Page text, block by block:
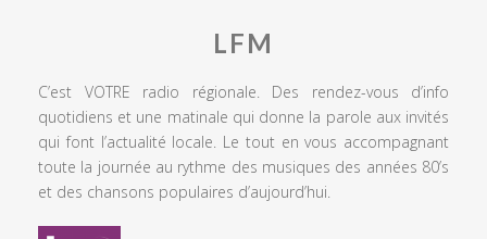
LFM
C’est VOTRE radio régionale. Des rendez-vous d’info
quotidiens et une matinale qui donne la parole aux invités
qui font l’actualité locale. Le tout en vous accompagnant
toute la journée au rythme des musiques des années 80’s
et des chansons populaires d’aujourd’hui.